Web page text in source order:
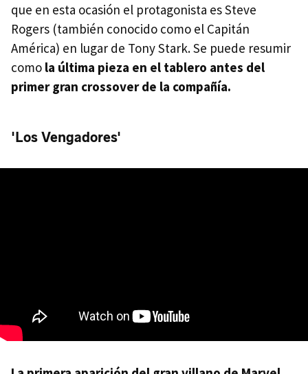
que en esta ocasión el protagonista es Steve
Rogers (también conocido como el Capitán
América) en lugar de Tony Stark. Se puede resumir
como la última pieza en el tablero antes del
primer gran crossover de la compañía.
'Los Vengadores'